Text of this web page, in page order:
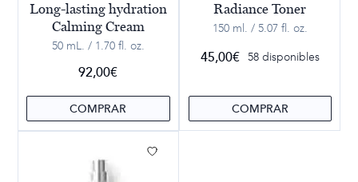
Long-lasting hydration
Calming Cream
50 mL. / 1.70 fl. oz.
92,00€
COMPRAR
Radiance Toner
150 ml. / 5.07 fl. oz.
45,00€ 58 disponibles
COMPRAR